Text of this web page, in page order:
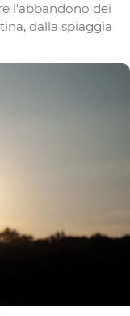
l'abbandono dei
dalla spiaggia